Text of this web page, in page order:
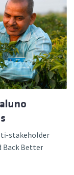
stakeholder
Back Better